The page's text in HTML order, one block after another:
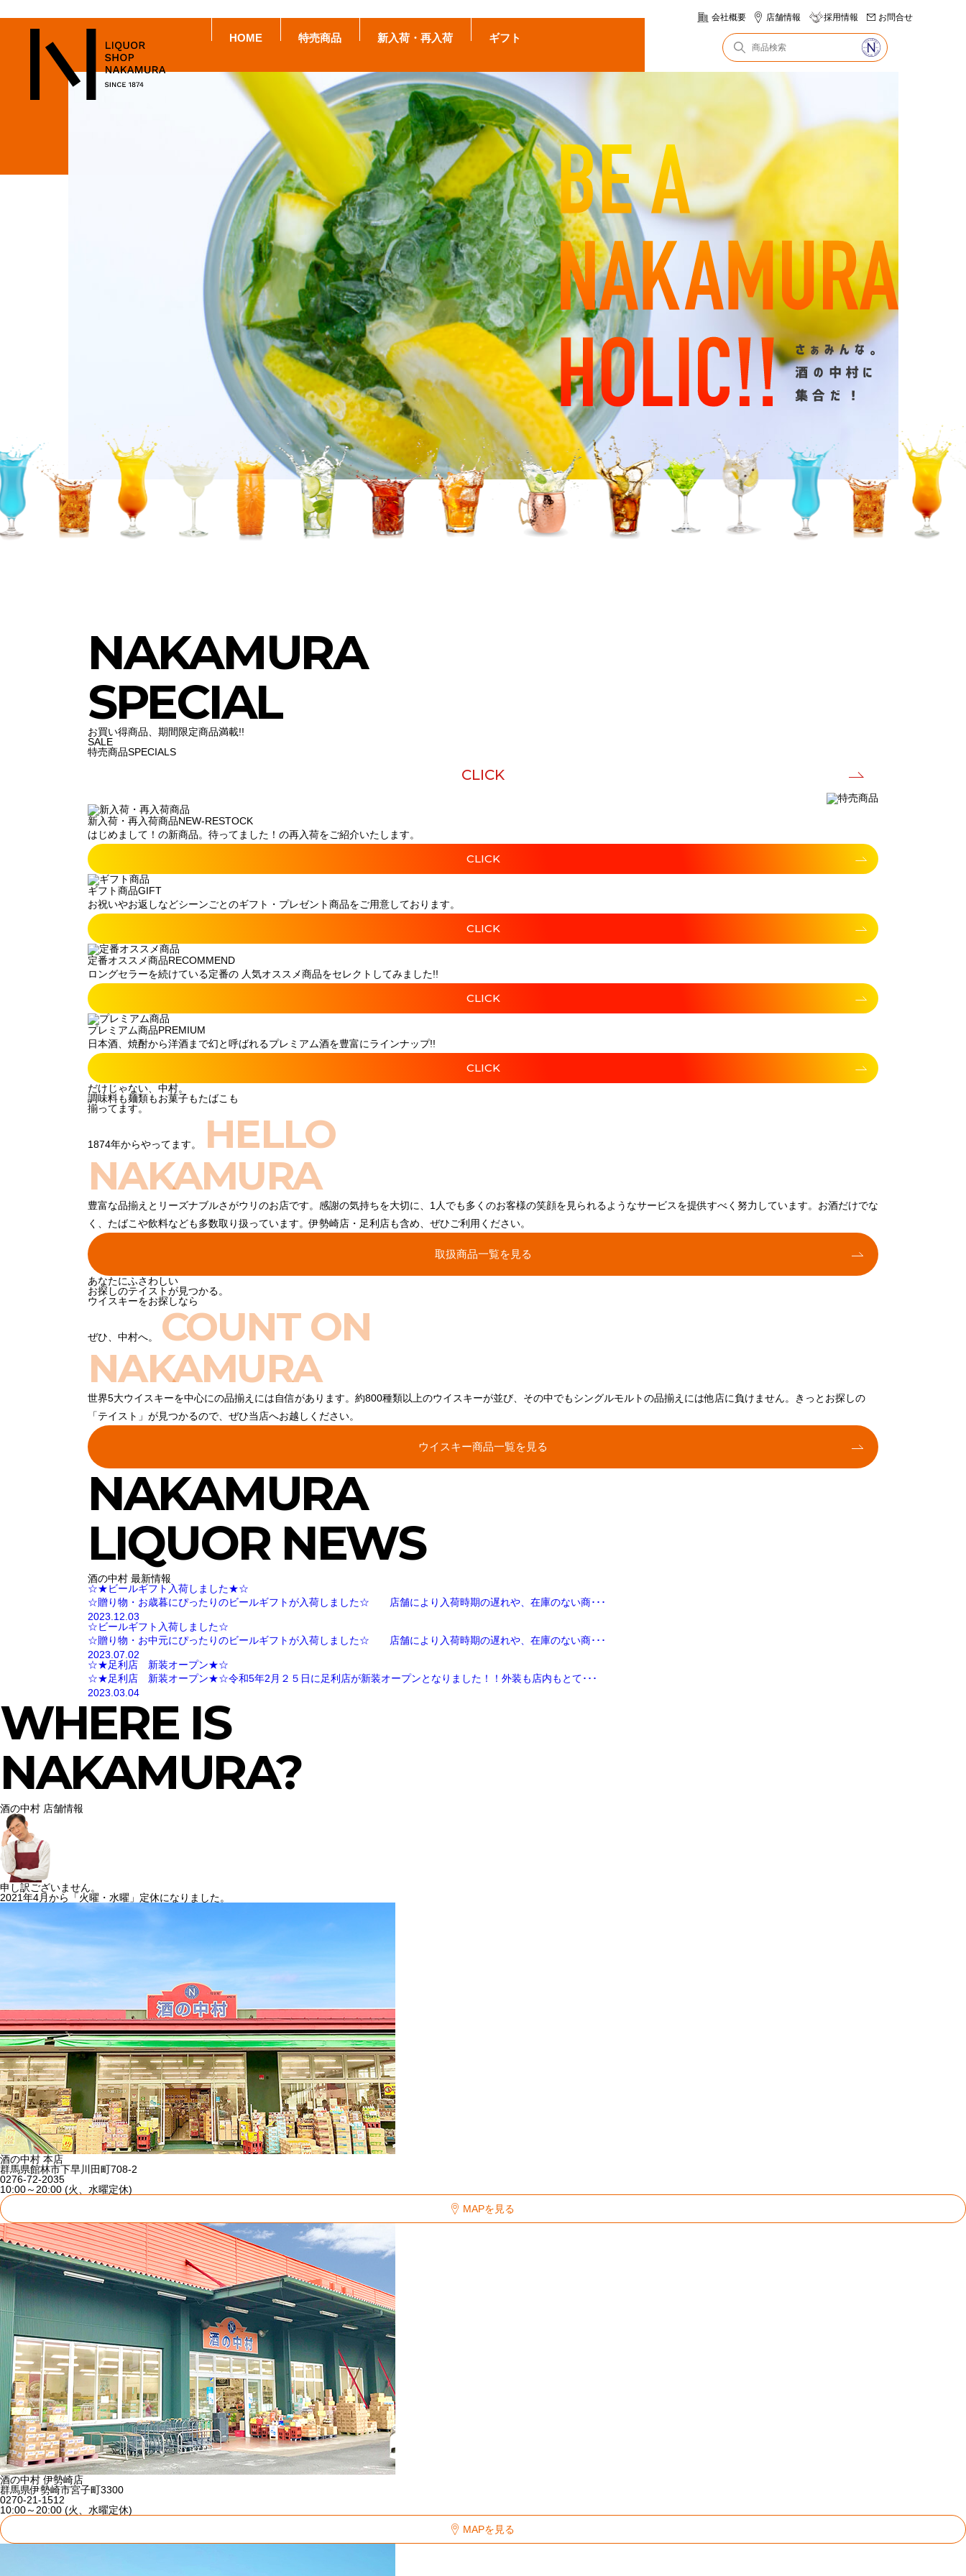
HOME 特売商品 新入荷・再入荷 ギフト
会社概要 店舗情報 採用情報 お問合せ
NAKAMURA
SPECIAL
お買い得商品、期間限定商品満載!!
SALE
特売商品SPECIALS
CLICK
新入荷・再入荷商品NEW-RESTOCK
はじめまして！の新商品。待ってました！の再入荷をご紹介いたします。
CLICK
ギフト商品GIFT
お祝いやお返しなどシーンごとのギフト・プレゼント商品をご用意しております。
CLICK
定番オススメ商品RECOMMEND
ロングセラーを続けている定番の 人気オススメ商品をセレクトしてみました!!
CLICK
プレミアム商品PREMIUM
日本酒、焼酎から洋酒まで幻と呼ばれるプレミアム酒を豊富にラインナップ!!
CLICK
だけじゃない、中村。
調味料も麺類もお菓子もたばこも
揃ってます。
1874年からやってます。
HELLO
NAKAMURA
豊富な品揃えとリーズナブルさがウリのお店です。感謝の気持ちを大切に、1人でも多くのお客様の笑顔を見られるようなサービスを提供すべく努力しています。お酒だけでな
く、たばこや飲料なども多数取り扱っています。伊勢崎店・足利店も含め、ぜひご利用ください。
取扱商品一覧を見る
あなたにふさわしい
お探しのテイストが見つかる。
ウイスキーをお探しなら
ぜひ、中村へ。
COUNT ON
NAKAMURA
世界5大ウイスキーを中心にの品揃えには自信があります。約800種類以上のウイスキーが並び、その中でもシングルモルトの品揃えには他店に負けません。きっとお探しの
「テイスト」が見つかるので、ぜひ当店へお越しください。
ウイスキー商品一覧を見る
NAKAMURA
LIQUOR NEWS
酒の中村 最新情報
☆★ビールギフト入荷しました★☆
☆贈り物・お歳暮にぴったりのビールギフトが入荷しました☆ 店舗により入荷時期の遅れや、在庫のない商･･･
2023.12.03
☆ビールギフト入荷しました☆
☆贈り物・お中元にぴったりのビールギフトが入荷しました☆ 店舗により入荷時期の遅れや、在庫のない商･･･
2023.07.02
☆★足利店 新装オープン★☆
☆★足利店 新装オープン★☆令和5年2月２５日に足利店が新装オープンとなりました！！外装も店内もとて･･･
2023.03.04
WHERE IS
NAKAMURA?
酒の中村 店舗情報
申し訳ございません。
2021年4月から「火曜・水曜」定休になりました。
酒の中村 本店
群馬県館林市下早川田町708-2
0276-72-2035
10:00～20:00 (火、水曜定休)
MAPを見る
酒の中村 伊勢崎店
群馬県伊勢崎市宮子町3300
0270-21-1512
10:00～20:00 (火、水曜定休)
MAPを見る